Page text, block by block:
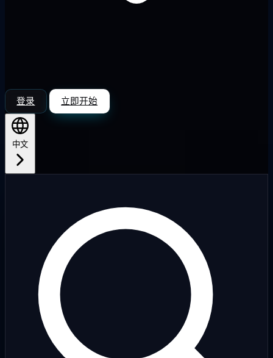
登录 立即开始
中文